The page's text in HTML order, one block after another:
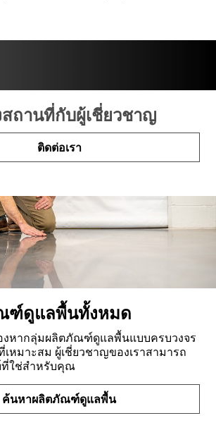
สถานที่กับผู้เชี่ยวชาญ
ติดต่อเรา
ฑ์ดูแลพื้นทั้งหมด
หากลุ่มผลิตภัณฑ์ดูแลพื้นแบบครบวงจร
หมาะสม ผู้เชี่ยวชาญของเราสามารถ
ใช่สำหรับคุณ
ค้นหาผลิตภัณฑ์ดูแลพื้น